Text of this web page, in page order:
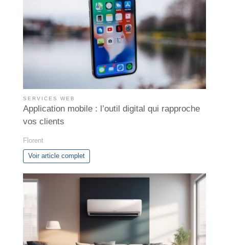
SERVICES WEB
Application mobile : l’outil digital qui rapproche
vos clients
Florent
Voir article complet